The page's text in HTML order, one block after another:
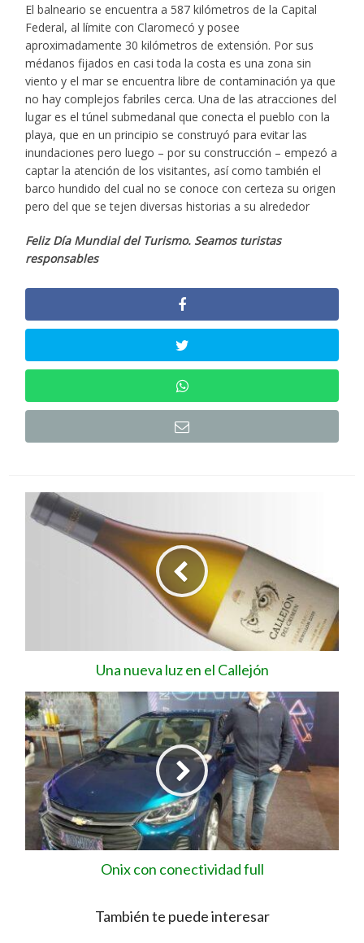
El balneario se encuentra a 587 kilómetros de la Capital
Federal, al límite con Claromecó y posee
aproximadamente 30 kilómetros de extensión. Por sus
médanos fijados en casi toda la costa es una zona sin
viento y el mar se encuentra libre de contaminación ya que
no hay complejos fabriles cerca. Una de las atracciones del
lugar es el túnel submedanal que conecta el pueblo con la
playa, que en un principio se construyó para evitar las
inundaciones pero luego – por su construcción – empezó a
captar la atención de los visitantes, así como también el
barco hundido del cual no se conoce con certeza su origen
pero del que se tejen diversas historias a su alrededor
Feliz Día Mundial del Turismo. Seamos turistas
responsables
Una nueva luz en el Callejón
Onix con conectividad full
También te puede interesar